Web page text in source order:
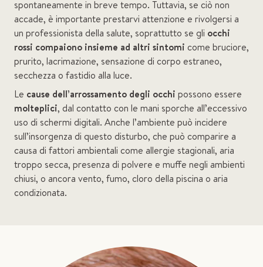
spontaneamente in breve tempo. Tuttavia, se ciò non
accade, è importante prestarvi attenzione e rivolgersi a
un professionista della salute, soprattutto se gli occhi
rossi compaiono insieme ad altri sintomi come bruciore,
prurito, lacrimazione, sensazione di corpo estraneo,
secchezza o fastidio alla luce.
Le cause dell’arrossamento degli occhi possono essere
molteplici, dal contatto con le mani sporche all’eccessivo
uso di schermi digitali. Anche l’ambiente può incidere
sull’insorgenza di questo disturbo, che può comparire a
causa di fattori ambientali come allergie stagionali, aria
troppo secca, presenza di polvere e muffe negli ambienti
chiusi, o ancora vento, fumo, cloro della piscina o aria
condizionata.